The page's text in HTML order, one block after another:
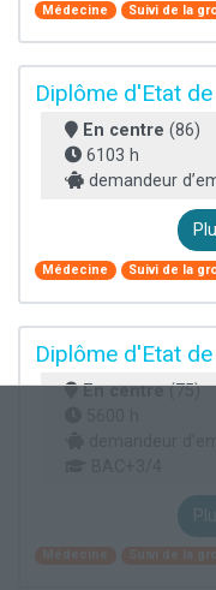
Médecine Suivi de la
Diplôme d'Etat
En centre (86)
6103 h
demandeur
Médecine Suivi de la
Diplôme d'Etat
En centre(75)